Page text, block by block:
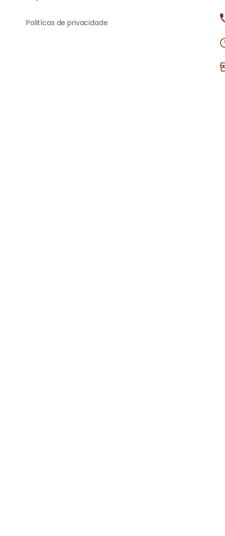
Politícas de privacidade